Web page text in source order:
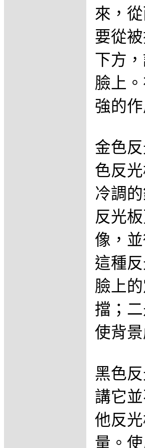
來，
要從
下方
臉上
強的作
金色
色反
冷調
反光
像，
這種
臉上
擋；
使背
黑色
講它
他反
量。